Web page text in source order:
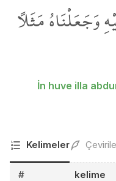
وَجَعَلْنَاهُ مَثَلاً
İn huve illa
Kelimeler
# kelime